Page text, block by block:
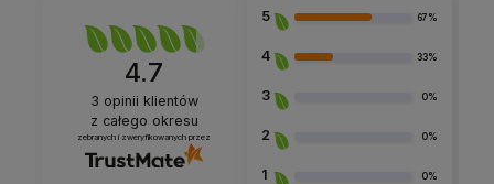
4.7
3 opinii klientów
z całego okresu
zebranych i zweryfikowanych przez
5 67%
4 33%
3 0%
2 0%
1 0%